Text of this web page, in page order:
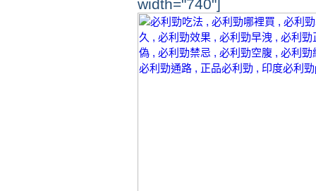
width="740"]